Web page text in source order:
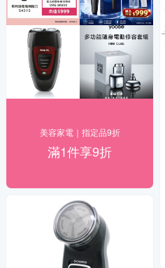
美容家電｜指定品9折
滿1件享9折